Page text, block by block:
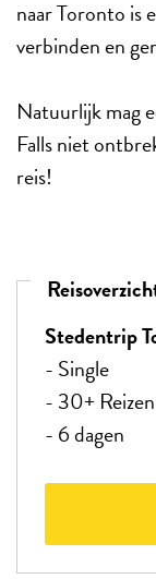
naar Toronto is
verbinden en
Natuurlijk mag
Falls niet
reis!
Stedentrip
- Single
- 30+ Reizen
- 6 dagen